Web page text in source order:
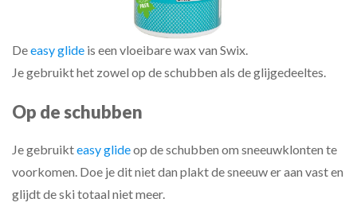
Deeasy glide is een vloeibare wax van Swix.
Je gebruikt het zowel op de schubben als de glijgedeeltes.
Op de schubben
Je gebruikteasy glideop de schubben om sneeuwklonten te
voorkomen. Doe je dit niet dan plakt de sneeuw er aan vast en
glijdt de ski totaal niet meer.